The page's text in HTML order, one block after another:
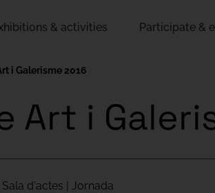
& activities Participate &
i Galerisme 2016
Art i
d'actes | Jornada